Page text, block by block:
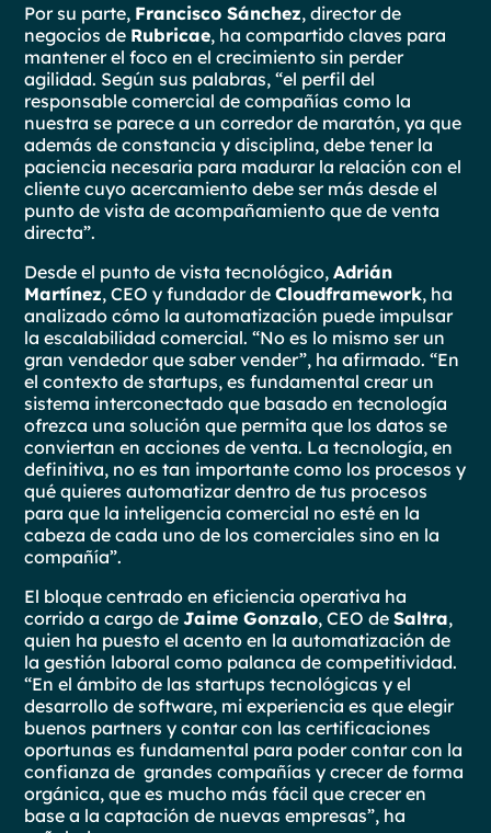
Por su parte, Francisco Sánchez, director de
negocios de Rubricae, ha compartido claves para
mantener el foco en el crecimiento sin perder
agilidad. Según sus palabras, “el perfil del
responsable comercial de compañías como la
nuestra se parece a un corredor de maratón, ya que
además de constancia y disciplina, debe tener la
paciencia necesaria para madurar la relación con el
cliente cuyo acercamiento debe ser más desde el
punto de vista de acompañamiento que de venta
directa”.
Desde el punto de vista tecnológico,Adrián
Martínez, CEO y fundador deCloudframework, ha
analizado cómo la automatización puede impulsar
la escalabilidad comercial. “No es lo mismo ser un
gran vendedor que saber vender”, ha afirmado. “En
el contexto de startups, es fundamental crear un
sistema interconectado que basado en tecnología
ofrezca una solución que permita que los datos se
conviertan en acciones de venta. La tecnología, en
definitiva, no es tan importante como los procesos y
qué quieres automatizar dentro de tus procesos
para que la inteligencia comercial no esté en la
cabeza de cada uno de los comerciales sino en la
compañía”.
El bloque centrado en eficiencia operativa ha
corrido a cargo deJaime Gonzalo, CEO deSaltra,
quien ha puesto el acento en la automatización de
la gestión laboral como palanca de competitividad.
“En el ámbito de las startups tecnológicas y el
desarrollo de software, mi experiencia es que elegir
buenos partners y contar con las certificaciones
oportunas es fundamental para poder contar con la
confianza de grandes compañías y crecer de forma
orgánica, que es mucho más fácil que crecer en
base a la captación de nuevas empresas”, ha